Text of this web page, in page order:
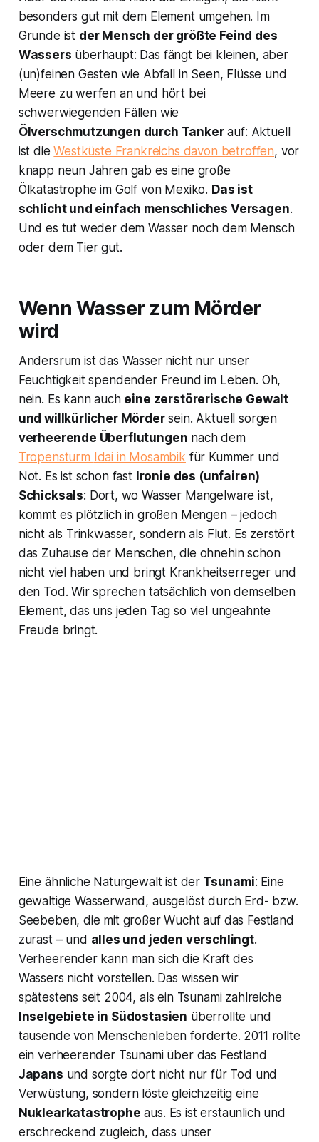
besonders gut mit dem Element umgehen. Im
Grunde ist der Mensch der größte Feind des
Wassers überhaupt: Das fängt bei kleinen, aber
(un)feinen Gesten wie Abfall in Seen, Flüsse und
Meere zu werfen an und hört bei
schwerwiegenden Fällen wie
Ölverschmutzungen durch Tankerauf: Aktuell
ist dieWestküste Frankreichs davon betroffen, vor
knapp neun Jahren gab es eine große
Ölkatastrophe im Golf von Mexiko. Das ist
schlicht und einfach menschliches Versagen.
Und es tut weder dem Wasser noch dem Mensch
oder dem Tier gut.
Wenn Wasser zum Mörder
wird
Andersrum ist das Wasser nicht nur unser
Feuchtigkeit spendender Freund im Leben. Oh,
nein. Es kann auch eine zerstörerische Gewalt
und willkürlicher Mördersein. Aktuell sorgen
verheerende Überflutungen nach dem
Tropensturm Idai in Mosambik für Kummer und
Not. Es ist schon fast Ironie des (unfairen)
Schicksals: Dort, wo Wasser Mangelware ist,
kommt es plötzlich in großen Mengen – jedoch
nicht als Trinkwasser, sondern als Flut. Es zerstört
das Zuhause der Menschen, die ohnehin schon
nicht viel haben und bringt Krankheitserreger und
den Tod. Wir sprechen tatsächlich von demselben
Element, das uns jeden Tag so viel ungeahnte
Freude bringt.
Eine ähnliche Naturgewalt ist der Tsunami: Eine
gewaltige Wasserwand, ausgelöst durch Erd- bzw.
Seebeben, die mit großer Wucht auf das Festland
zurast – und alles und jeden verschlingt.
Verheerender kann man sich die Kraft des
Wassers nicht vorstellen. Das wissen wir
spätestens seit 2004, als ein Tsunami zahlreiche
Inselgebiete in Südostasien überrollte und
tausende von Menschenleben forderte. 2011 rollte
ein verheerender Tsunami über das Festland
Japans und sorgte dort nicht nur für Tod und
Verwüstung, sondern löste gleichzeitig eine
Nuklearkatastrophe aus. Es ist erstaunlich und
erschreckend zugleich, dass unser